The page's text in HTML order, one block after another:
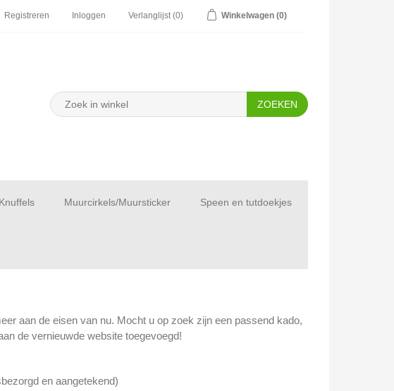
Registreren Inloggen Verlanglijst (0) Winkelwagen (0)
Knuffels Muurcirkels/Muursticker Speen en tutdoekjes
aan de eisen van nu. Mocht u op zoek zijn een passend kado,
de vernieuwde website toegevoegd!
en aangetekend)